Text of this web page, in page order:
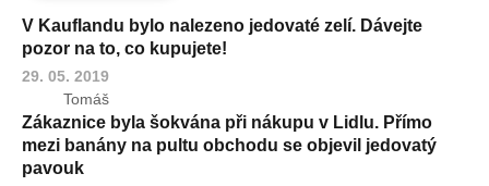
V Kauflandu bylo nalezeno jedovaté zelí. Dávejte
pozor na to, co kupujete!
29. 05. 2019
Tomáš
Zákaznice byla šokvána při nákupu v Lidlu. Přímo
mezi banány na pultu obchodu se objevil jedovatý
pavouk